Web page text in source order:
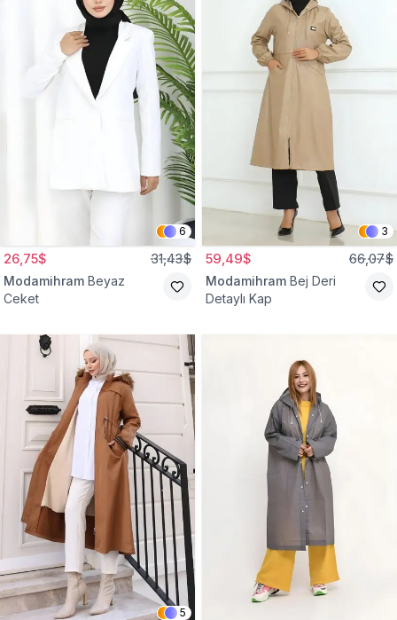
6
26,75$ 31,43$
Modamihram Beyaz
Ceket
3
59,49$ 66,07$
Modamihram Bej Deri
Detaylı Kap
5